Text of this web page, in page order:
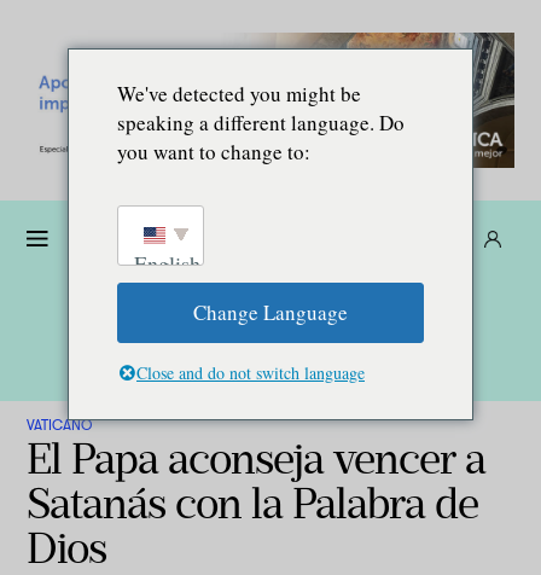
VATICANO
El Papa aconseja vencer a
Satanás con la Palabra de
Dios
We've detected you might be
speaking a different language. Do
you want to change to:
English
Change Language
Close and do not switch language